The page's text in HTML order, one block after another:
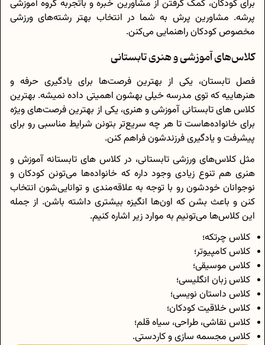
برای کودکان، کمک گرفتن از مشاورین خبره و باتجربه گروه آموزشی
پرشه. مشاورین پرش به شما در انتخاب بهتر رشته‌های ورزشی
مخصوص کودکان راهنمایی می‌کنن.
کلاس‌های آموزشی و هنری تابستانی
فصل تابستان، یکی از بهترین فرصت‌ها برای یادگیری حرفه و
هنرهاییه که توی مدرسه خیلی بهشون اهمیتی داده نمیشه. بهترین
کلاس های تابستانی آموزشی و هنری، یکی از بهترین فرصت‌های ویژه
برای خانواده‌هاست تا هر چه سریع‌تر بتونن شرایط مناسبی رو برای
پیشرفت و یادگیری فرزندشون فراهم کنن.
مثل کلاس‌های ورزشی تابستانی، در کلاس های تابستانه آموزش و
هنری هم تنوع زیادی وجود داره که خانواده‌ها می‌تونن کودکان و
نوجوانان خودشون رو با توجه به علاقه‌مندی و توانایی‌شون انتخاب
کنن و باعث بشن که اون‌ها انگیزه بیشتری داشته باشن. از جمله
این کلاس‌ها می‌تونیم به موارد زیر اشاره کنیم.
کلاس چرتکه؛
کلاس کامپیوتر؛
کلاس موسیقی؛
کلاس زبان انگلیسی؛
کلاس داستان نویسی؛
کلاس خلاقیت کودکان؛
کلاس نقاشی، طراحی، سیاه قلم؛
کلاس مجسمه سازی و کاردستی.